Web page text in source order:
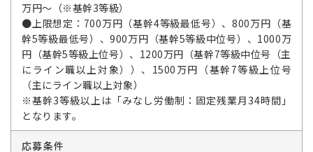
万円～（※基幹3等級）
●上限想定：700万円（基幹4等級最低号）、800万円（基
幹5等級最低号）、900万円（基幹5等級中位号）、1000万
円（基幹5等級上位号）、1200万円（基幹7等級中位号（主
にライン職以上対象））、1500万円（基幹7等級上位号
（主にライン職以上対象）
※基幹3等級以上は「みなし労働制：固定残業月34時間」
となります。
応募条件